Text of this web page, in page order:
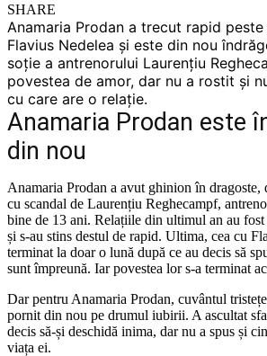
SHARE
Anamaria Prodan a trecut rapid
Flavius Nedelea și este din nou
soție a antrenorului Laurențiu
povestea de amor, dar nu a rostit și
cu care are o relație.
Anamaria Prodan este
din nou
Anamaria Prodan a avut ghinion în dragoste,
cu scandal de Laurențiu Reghecampf,
bine de 13 ani. Relațiile din ultimul an au fost
și s-au stins destul de rapid. Ultima, cea cu
terminat la doar o lună după ce au decis să
sunt împreună. Iar povestea lor s-a terminat
Dar pentru Anamaria Prodan, cuvântul
pornit din nou pe drumul iubirii. A ascultat
decis să-și deschidă inima, dar nu a spus și
viața ei.